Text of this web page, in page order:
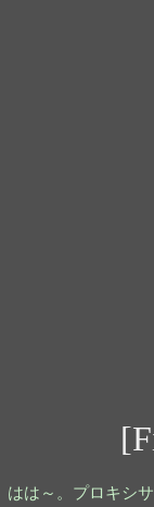
はは～。プロキシ